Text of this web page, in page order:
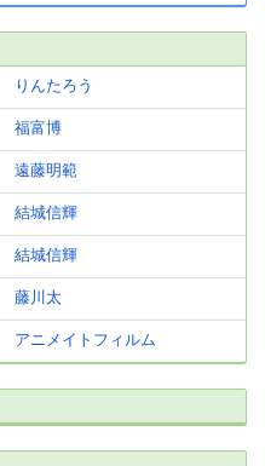
りんたろう
福富博
遠藤明範
結城信輝
結城信輝
藤川太
アニメイトフィルム